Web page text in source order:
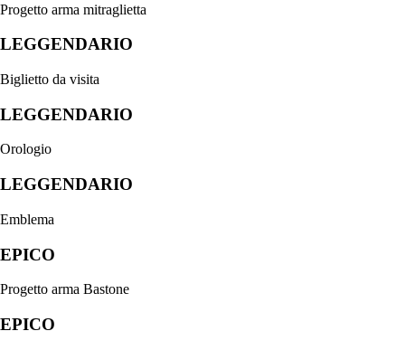
Progetto arma mitraglietta
LEGGENDARIO
Biglietto da visita
LEGGENDARIO
Orologio
LEGGENDARIO
Emblema
EPICO
Progetto arma Bastone
EPICO